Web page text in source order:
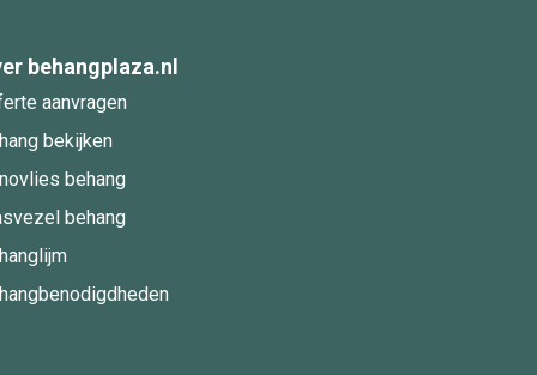
behangplaza.nl
aanvragen
bekijken
behang
behang